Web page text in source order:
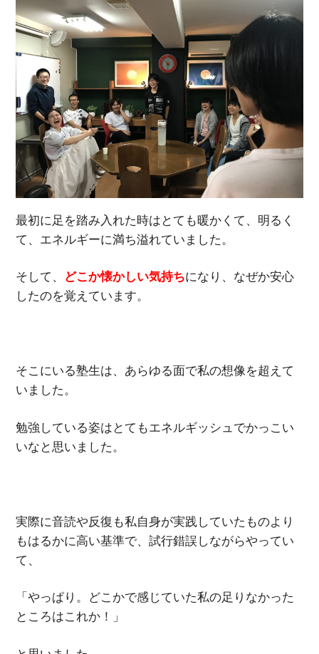
最初に足を踏み入れた時はとても暖かくて、明るく
て、エネルギーに満ち溢れていました。
そして、 どこか懐かしい気持ちになり、なぜか安心
したのを覚えています。
そこにいる塾生は、あらゆる面で私の想像を超えて
いました。
勉強している姿はとてもエネルギッシュでかっこい
いなと思いました。
実際に音読や反復も私自身が実践していたものより
もはるかに高い基準で、試行錯誤しながらやってい
て、
「やっぱり。どこかで感じていた私の足りなかった
ところはこれか！」